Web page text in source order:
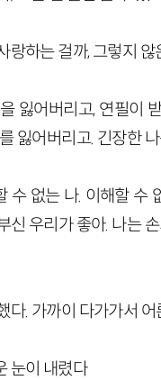
랑하는 걸까, 그렇지 않
을 잃어버리고, 연필이
잃어버리고. 긴장한
수 없는 나. 이해할 수
신 우리가 좋아. 나는
다. 가까이 다가가서
눈이 내렸다